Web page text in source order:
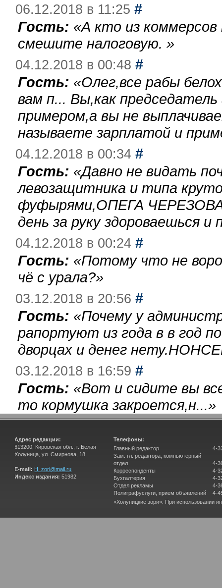
06.12.2018 в 11:25 #
Гость: «А кто из
смешите налоговую. »
04.12.2018 в 00:48 #
Гость: «Олег,все рабы
вам п... Вы,как
примером,а вы не
называете зарплатой и
04.12.2018 в 00:34 #
Гость: «Давно не видать
левозащитника и типа
фуфырями,ОПЕГА
день за руку здороваешься
04.12.2018 в 00:24 #
Гость: «Потому что не
чё с урала?»
03.12.2018 в 20:56 #
Гость: «Почему у
рапортуют из года в в год
дворцах и денег
03.12.2018 в 16:59 #
Гость: «Вот и сидите вы
то кормушка закроется,н...»
Адрес редакции:
613200, Кировская обл., г. Белая
Холуница, ул. Смирнова, 18
E-mail: H_zori@mail.ru
Индекс издания: 51982
Телефоны:
Главный редактор
Зам. гл. редактора, компьютерный
отдел
Корреспонденты
Бухгалтерия
Отдел рекламы
Полиграфуслуги, прием объявлений
4-
4-
4-
4-
4-
4-
«Холуницкие зори». При использовании